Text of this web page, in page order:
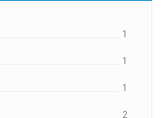
1
1
1
2